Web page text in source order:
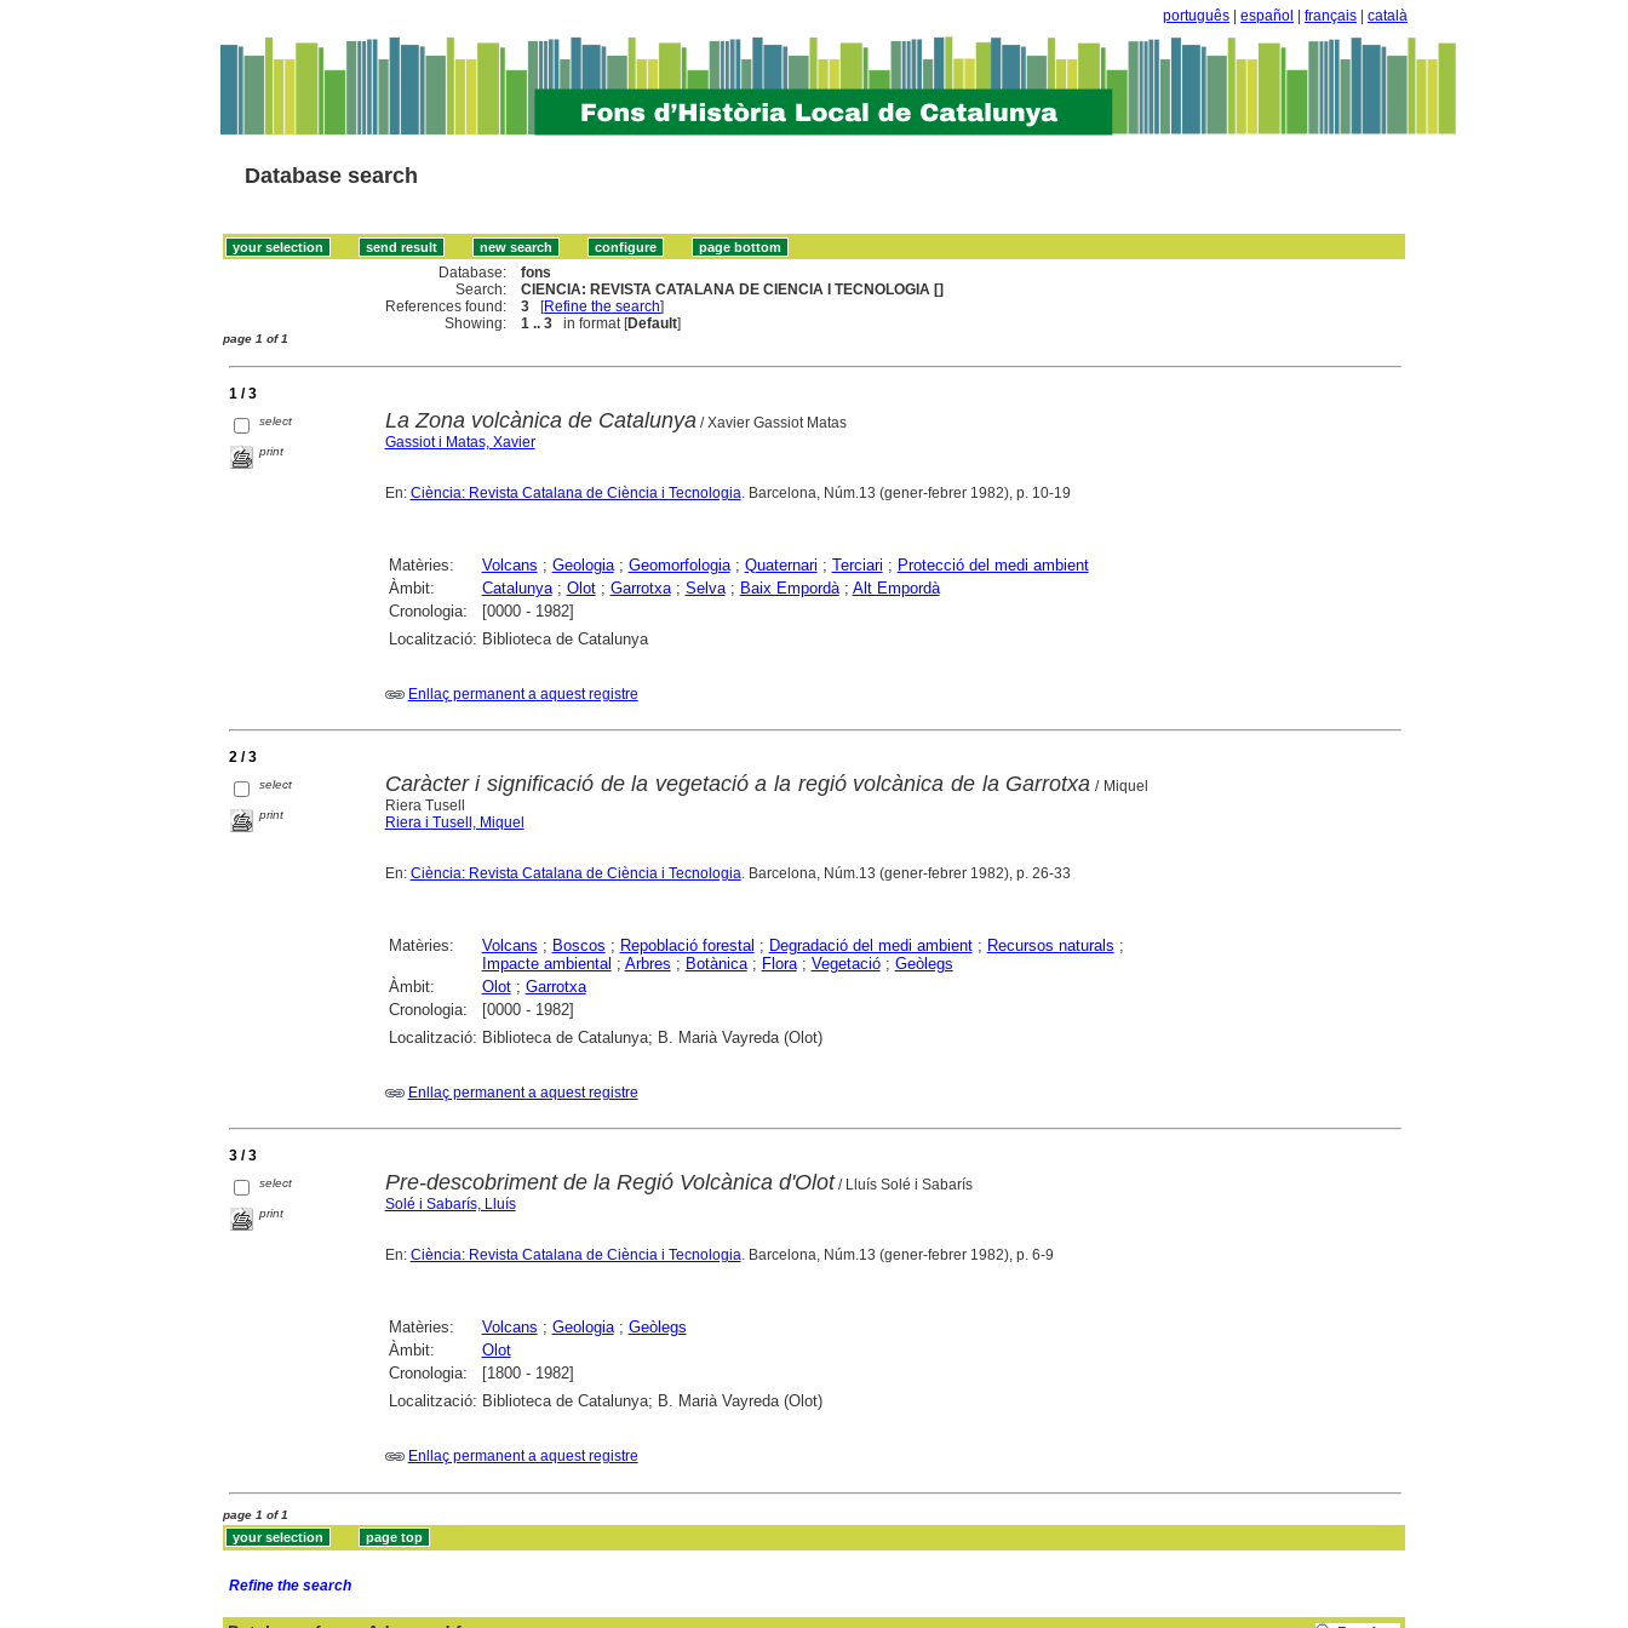
português español français català
Database search
Database:
fons
Search:
CIENCIA: REVISTA CATALANA DE CIENCIA I TECNOLOGIA []
References found:
3 [Refine the search]
Showing:
1 .. 3 in format [Default]
page 1 of 1
1 / 3
select
print
La Zona volcànica de Catalunya/ Xavier Gassiot Matas
Gassiot i Matas, Xavier
En: Ciència: Revista Catalana de Ciència i Tecnologia. Barcelona, Núm.13 (gener-febrer 1982), p. 10-19
Matèries: Volcans ; Geologia; Geomorfologia; Quaternari ; Terciari ; Protecció del medi ambient
Àmbit:
Catalunya; Olot; Garrotxa; Selva; Baix Empordà; Alt Empordà
Cronologia:
[0000 - 1982]
Localització: Biblioteca de Catalunya
Enllaç permanent a aquest registre
2 / 3
select
print
Caràcter i significació de la vegetació a la regió volcànica de la Garrotxa / Miquel
Riera Tusell
Riera i Tusell, Miquel
En: Ciència: Revista Catalana de Ciència i Tecnologia. Barcelona, Núm.13 (gener-febrer 1982), p. 26-33
Matèries: Volcans ; Boscos ; Repoblació forestal ; Degradació del medi ambient; Recursos naturals ;
Impacte ambiental ; Arbres ; Botànica; Flora; Vegetació; Geòlegs
Àmbit:
Olot; Garrotxa
Cronologia:
[0000 - 1982]
Localització: Biblioteca de Catalunya; B. Marià Vayreda (Olot)
Enllaç permanent a aquest registre
3 / 3
select
print
Pre-descobriment de la Regió Volcànica d'Olot/ Lluís Solé i Sabarís
Solé i Sabarís, Lluís
En: Ciència: Revista Catalana de Ciència i Tecnologia. Barcelona, Núm.13 (gener-febrer 1982), p. 6-9
Matèries: Volcans ; Geologia; Geòlegs
Àmbit:
Olot
Cronologia:
[1800 - 1982]
Localització: Biblioteca de Catalunya; B. Marià Vayreda (Olot)
Enllaç permanent a aquest registre
page 1 of 1
Refine the search